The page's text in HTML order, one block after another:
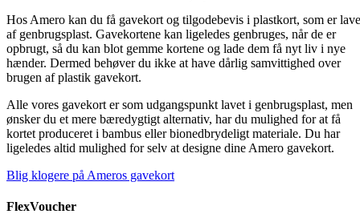
Hos Amero kan du få gavekort og tilgodebevis i plastkort, som er
af genbrugsplast. Gavekortene kan ligeledes genbruges, når de er
opbrugt, så du kan blot gemme kortene og lade dem få nyt liv i nye
hænder. Dermed behøver du ikke at have dårlig samvittighed over
brugen af plastik gavekort.
Alle vores gavekort er som udgangspunkt lavet i genbrugsplast, men
ønsker du et mere bæredygtigt alternativ, har du mulighed for at få
kortet produceret i bambus eller bionedbrydeligt materiale. Du har
ligeledes altid mulighed for selv at designe dine Amero gavekort.
Blig klogere på Ameros gavekort
FlexVoucher